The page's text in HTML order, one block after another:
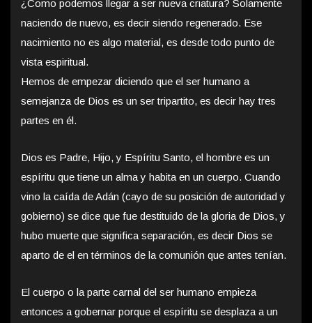
¿Como podemos llegar a ser nueva criatura? Solamente
naciendo de nuevo, es decir siendo regenerado. Ese
nacimiento no es algo material, es desde todo punto de
vista espiritual.
Hemos de empezar diciendo que el ser humano a
semejanza de Dios es un ser tripartito, es decir hay tres
partes en él.
Dios es Padre, Hijo, y Espíritu Santo, el hombre es un
espíritu que tiene un alma y habita en un cuerpo. Cuando
vino la caída de Adán (cayo de su posición de autoridad y
gobierno) se dice que fue destituido de la gloria de Dios, y
hubo muerte que significa separación, es decir Dios se
aparto de el en términos de la comunión que antes tenían.
El cuerpo o la parte carnal del ser humano empieza
entonces a gobernar porque el espíritu se desplaza a un